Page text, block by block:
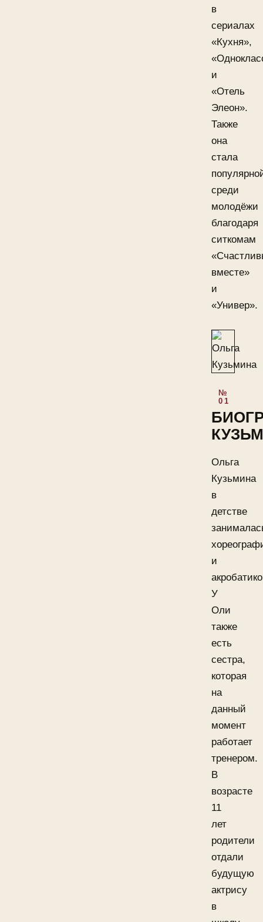
в
сериалах
«Кухня»,
и
«Отель
Элеон».
Также
она
стала
среди
молодёжи
благодаря
ситкомам
вместе»
и
«Универ».
Ольга
Кузьмина
в
детстве
и
У
Оли
также
есть
сестра,
которая
на
данный
момент
работает
тренером.
В
возрасте
11
лет
родители
отдали
будущую
актрису
в